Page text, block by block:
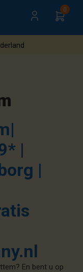
0
|
|
En bent u op